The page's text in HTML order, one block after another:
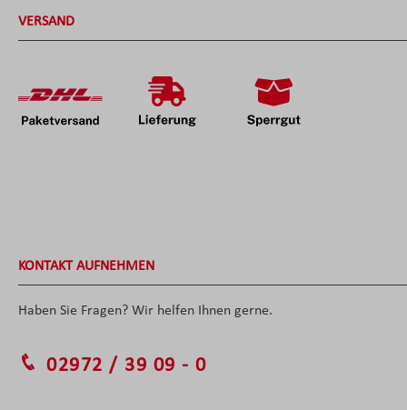
VERSAND
KONTAKT AUFNEHMEN
Haben Sie Fragen? Wir helfen Ihnen gerne.
02972 / 39 09 - 0